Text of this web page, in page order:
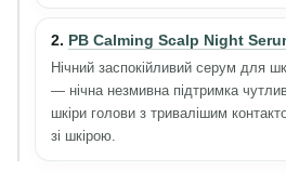
2. PB Calming Scalp Night
Нічний заспокійливий серум для
— нічна незмивна підтримка
шкіри голови з тривалішим
зі шкірою.